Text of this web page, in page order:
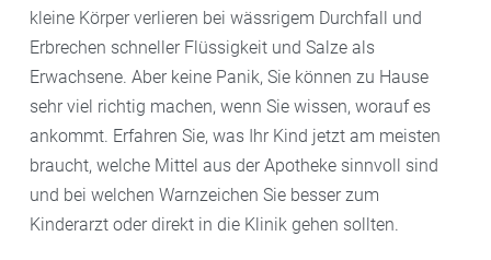
kleine Körper verlieren bei wässrigem Durchfall und
Erbrechen schneller Flüssigkeit und Salze als
Erwachsene. Aber keine Panik, Sie können zu Hause
sehr viel richtig machen, wenn Sie wissen, worauf es
ankommt. Erfahren Sie, was Ihr Kind jetzt am meisten
braucht, welche Mittel aus der Apotheke sinnvoll sind
und bei welchen Warnzeichen Sie besser zum
Kinderarzt oder direkt in die Klinik gehen sollten.